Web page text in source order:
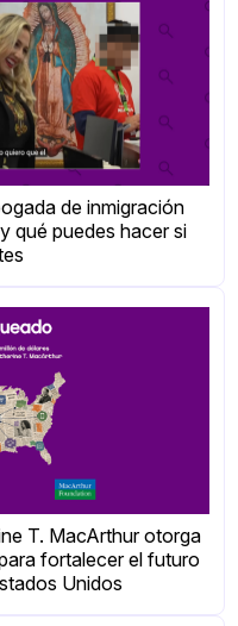
de inmigración
qué puedes hacer si
T. MacArthur otorga
fortalecer el futuro
Unidos